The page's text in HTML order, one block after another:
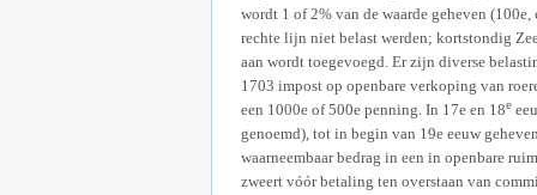
wordt 1 of 2% van de waarde geheven
rechte lijn niet belast werden; kortstondig
aan wordt toegevoegd. Er zijn diverse
1703 impost op openbare verkoping van
een 1000e of 500e penning. In 17e en 18e
genoemd), tot in begin van 19e eeuw
waarneembaar bedrag in een in openbare
zweert vóór betaling ten overstaan van